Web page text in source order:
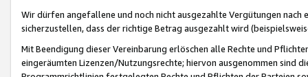
Wir dürfen angefallene und noch nicht ausgezahlte Vergütungen
sicherzustellen, dass der richtige Betrag ausgezahlt wird
Mit Beendigung dieser Vereinbarung erlöschen alle Rechte und
eingeräumten Lizenzen/Nutzungsrechte; hiervon ausgenommen sind